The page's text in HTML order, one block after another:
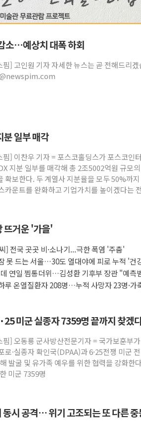
소…예상치 대폭 하회
핌] 고인원 기자 자세한 뉴스는 곧 전해드리
분 일부 매각
핌] 이찬우 기자 = 포스코홀딩스가 포스코인
지분 일부를 매각해 총 2조5002억원 규모
확보한다. 두 계열사 지분율을 모두 50%까지
카운트를 완화하고 기업가치를 높이겠다는
뜨거운 '가을'
] 전국 곳곳 비·소나기...극한 폭염 '주춤'
못 드는 서울…30도 열대야에 피로 누적 '건
연일 찜통더위…김성환 기후부 장관 "예측
대응"
루 온열질환자 208명…누적 사망자 23명·가
미군 실종자 7359명 끝까지 찾겠
핌] 오동룡 군사방산전문기자 = 국가보훈부
로·실종자 확인국(DPAA)과 6·25전쟁 미군
발굴 및 유가족 예우를 위한 협력을 강화한
미군 7359명
시 공격… 위기 고조되는 또 다른